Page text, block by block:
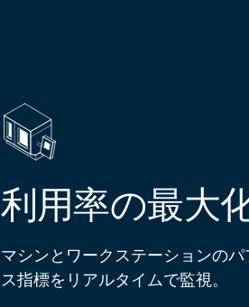
利用率の最大
マシンとワークステーションのパ
ス指標をリアルタイムで監視。